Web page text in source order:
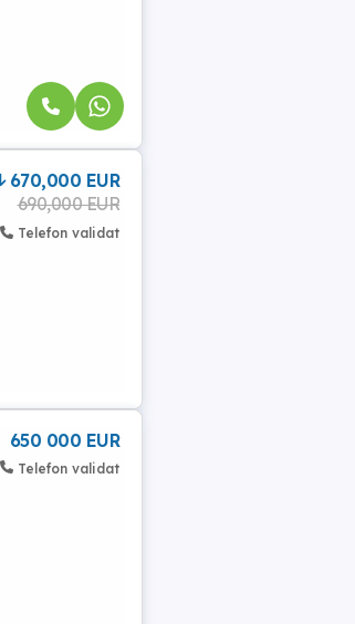
670,000 EUR
690,000 EUR
Telefon validat
650 000 EUR
Telefon validat